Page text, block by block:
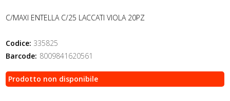
C/MAXI ENTELLA C/25 LACCATI VIOLA 20PZ
Codice: 335825
Barcode: 8009841620561
Prodotto non disponibile